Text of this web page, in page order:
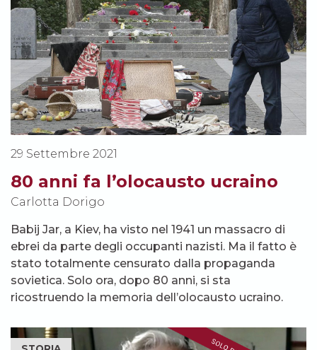
29 Settembre 2021
80 anni fa l’olocausto ucraino
Carlotta Dorigo
Babij Jar, a Kiev, ha visto nel 1941 un massacro di
ebrei da parte degli occupanti nazisti. Ma il fatto è
stato totalmente censurato dalla propaganda
sovietica. Solo ora, dopo 80 anni, si sta
ricostruendo la memoria dell’olocausto ucraino.